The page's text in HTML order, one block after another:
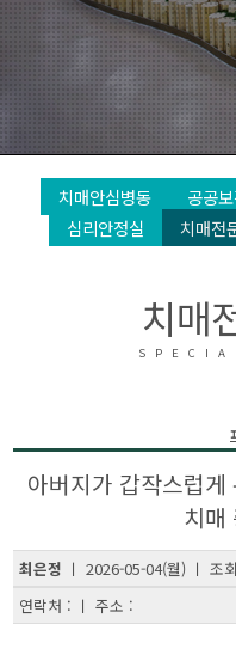
치매안심병동 공공
심리안정실
치매전
치매
아버지가 갑작스럽
치매
최은정 ㅣ 2026-05-04(월) ㅣ 조
연락처 : ㅣ 주소 :